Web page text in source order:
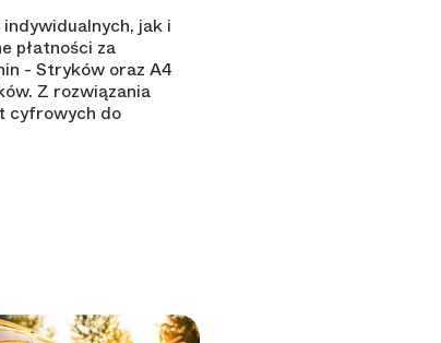
jak i
płatności za
- Stryków oraz A4
Z rozwiązania
cyfrowych do